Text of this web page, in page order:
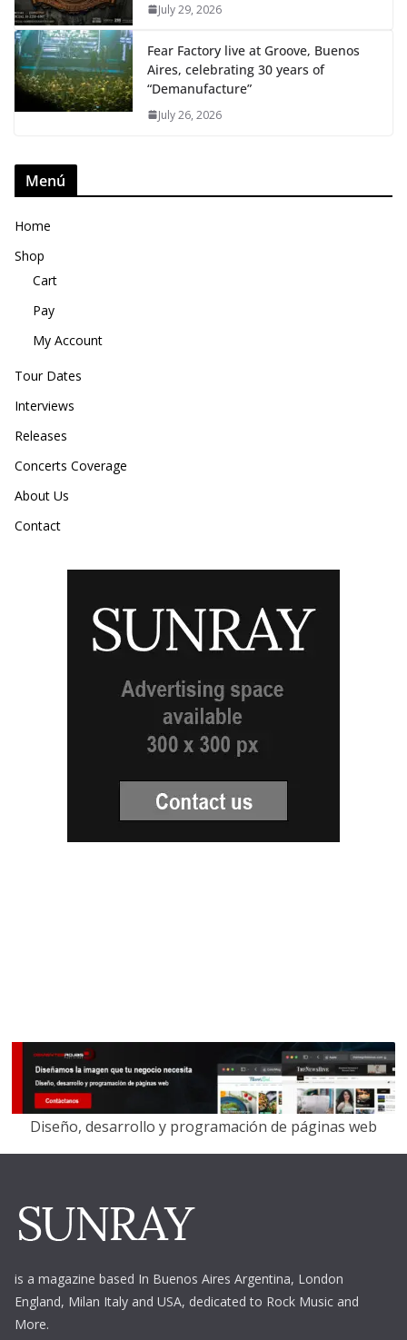
July 29, 2026
Fear Factory live at Groove, Buenos
Aires, celebrating 30 years of
“Demanufacture”
July 26, 2026
Menú
Home
Shop
Cart
Pay
My Account
Tour Dates
Interviews
Releases
Concerts Coverage
About Us
Contact
Diseño, desarrollo y programación de páginas web
is a magazine based In Buenos Aires Argentina, London
England, Milan Italy and USA, dedicated to Rock Music and
More.